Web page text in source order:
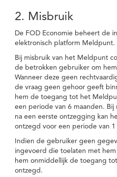
2. Misbruik
De FOD Economie beheert de
elektronisch platform Meldpunt.
Bij misbruik van het Meldpunt
de betrokken gebruiker om
Wanneer deze geen
de vraag geen gehoor geeft
hem de toegang tot het
een periode van 6 maanden.
na een eerste ontzegging kan
ontzegd voor een periode van 1
Indien de gebruiker geen
ingevoerd die toelaten met
hem onmiddellijk de toegang
ontzegd.